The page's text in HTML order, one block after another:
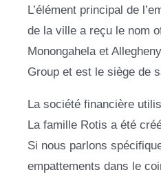
L’élément principal de
de la ville a reçu le nom
Monongahela et
Group et est le siège de
La société financière
La famille Rotis a été
Si nous parlons
empattements dans le